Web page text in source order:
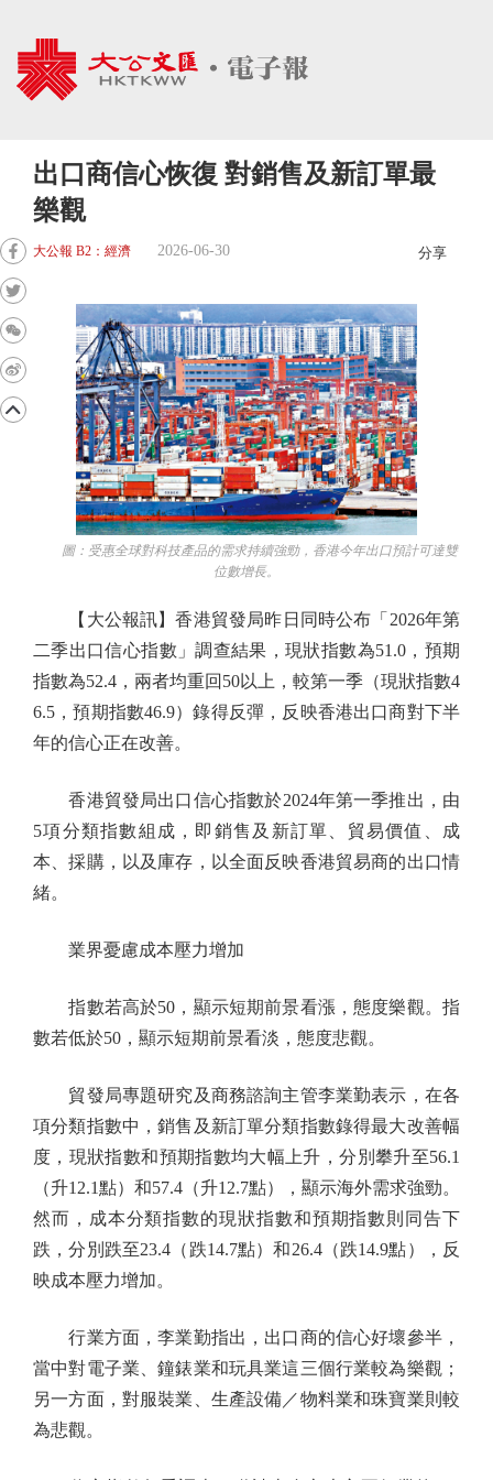
出口商信心恢復 對銷售及新訂單最
樂觀
大公報 B2：經濟 2026-06-30 分享
圖：受惠全球對科技產品的需求持續強勁，香港今年出口預計可達雙
位數增長。
【大公報訊】香港貿發局昨日同時公布「2026年第
二季出口信心指數」調查結果，現狀指數為51.0，預期
指數為52.4，兩者均重回50以上，較第一季（現狀指數4
6.5，預期指數46.9）錄得反彈，反映香港出口商對下半
年的信心正在改善。
香港貿發局出口信心指數於2024年第一季推出，由
5項分類指數組成，即銷售及新訂單、貿易價值、成
本、採購，以及庫存，以全面反映香港貿易商的出口情
緒。
業界憂慮成本壓力增加
指數若高於50，顯示短期前景看漲，態度樂觀。指
數若低於50，顯示短期前景看淡，態度悲觀。
貿發局專題研究及商務諮詢主管李業勤表示，在各
項分類指數中，銷售及新訂單分類指數錄得最大改善幅
度，現狀指數和預期指數均大幅上升，分別攀升至56.1
（升12.1點）和57.4（升12.7點），顯示海外需求強勁。
然而，成本分類指數的現狀指數和預期指數則同告下
跌，分別跌至23.4（跌14.7點）和26.4（跌14.9點），反
映成本壓力增加。
行業方面，李業勤指出，出口商的信心好壞參半，
當中對電子業、鐘錶業和玩具業這三個行業較為樂觀；
另一方面，對服裝業、生產設備／物料業和珠寶業則較
為悲觀。